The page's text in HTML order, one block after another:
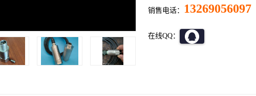
销售电话： 13269056097
在线QQ：